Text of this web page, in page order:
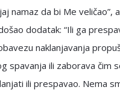
namaz da bi Me veličao”,
dodatak: “Ili ga
naklanjavanja
spavanja ili zaborava čim
ili prespavao. Nema